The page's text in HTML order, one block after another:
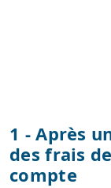
1 - Après
des frais
compte